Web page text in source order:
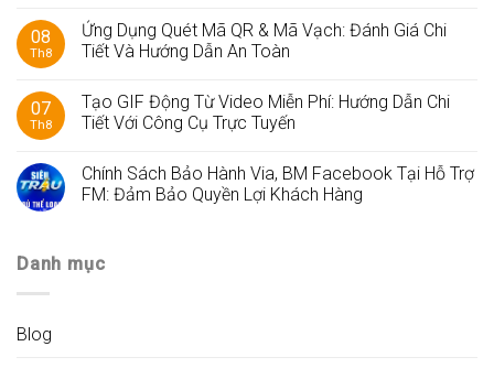
08
Th8
Ứng Dụng Quét Mã QR & Mã Vạch: Đánh Giá Chi
Tiết Và Hướng Dẫn An Toàn
07
Th8
Tạo GIF Động Từ Video Miễn Phí: Hướng Dẫn Chi
Tiết Với Công Cụ Trực Tuyến
Chính Sách Bảo Hành Via, BM Facebook Tại Hỗ Trợ
FM: Đảm Bảo Quyền Lợi Khách Hàng
Danh mục
Blog